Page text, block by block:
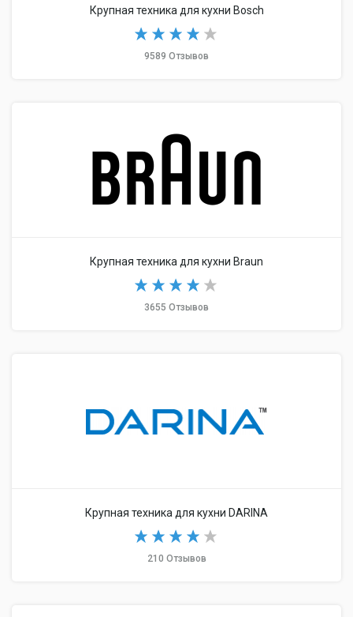
Крупная техника для кухни Bosch
9589 Отзывов
Крупная техника для кухни Braun
3655 Отзывов
Крупная техника для кухни DARINA
210 Отзывов